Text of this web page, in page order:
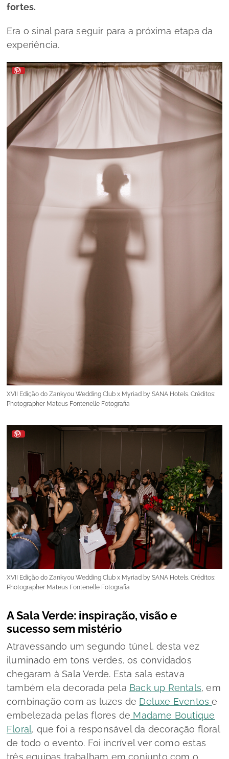
fortes.
Era o sinal para seguir para a próxima etapa da
experiência.
XVII Edição do Zankyou Wedding Club x Myriad by SANA Hotels. Créditos:
Photographer Mateus Fontenelle Fotografia
XVII Edição do Zankyou Wedding Club x Myriad by SANA Hotels. Créditos:
Photographer Mateus Fontenelle Fotografia
A Sala Verde: inspiração, visão e
sucesso sem mistério
Atravessando um segundo túnel, desta vez
iluminado em tons verdes, os convidados
chegaram à Sala Verde.​ Esta sala estava
também ela decorada pela Back up Rentals, em
combinação com as luzes de Deluxe Eventose
embelezada pelas flores de Madame Boutique
Floral, que foi a responsável da decoração floral
de todo o evento. Foi incrível ver como estas